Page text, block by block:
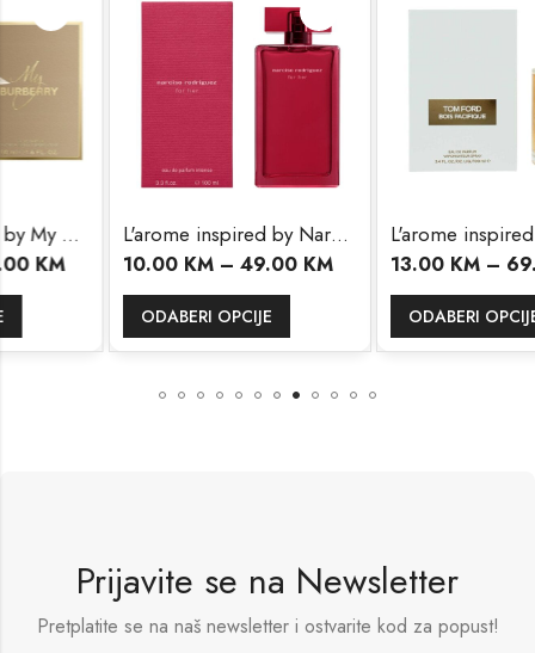
L'arome inspired by Narciso Rodriguez For Her Intense
10.00 KM – 49.00KM
ODABERI OPCIJE
L'arome
13.00 KM – 69.00KM
ODABERI OPCIJE
Prijavite se na Newsletter
Pretplatite se na naš newsletter i ostvarite kod za popust!